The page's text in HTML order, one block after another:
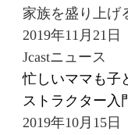
家族を盛り上げ
2019年11月21日
Jcastニュース
忙しいママも
ストラクター入
2019年10月15日